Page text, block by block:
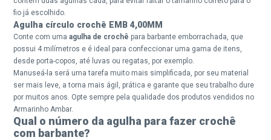
fio já escolhido.
Agulha círculo crochê EMB 4,00MM
Conte com umaagulha de crochê para barbante emborrachada, que
possui 4 milímetros e é ideal para confeccionar uma gama de itens,
desde porta-copos, até luvas ou regatas, por exemplo.
Manuseá-la será uma tarefa muito mais simplificada, por seu material
ser mais leve, a torna mais ágil, prática e garante que seu trabalho dure
por muitos anos. Opte sempre pela qualidade dos produtos vendidos no
Armarinho Ambar.
Qual o número da agulha para fazer crochê
com barbante?